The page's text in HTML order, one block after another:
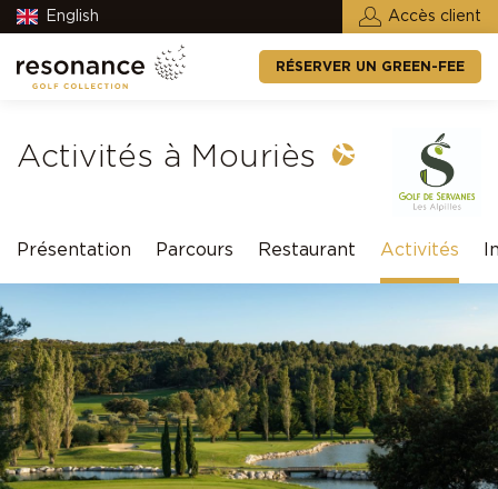
English Accès client
RÉSERVER UN GREEN-FEE
Activités à Mouriès
Présentation Parcours Restaurant Activités